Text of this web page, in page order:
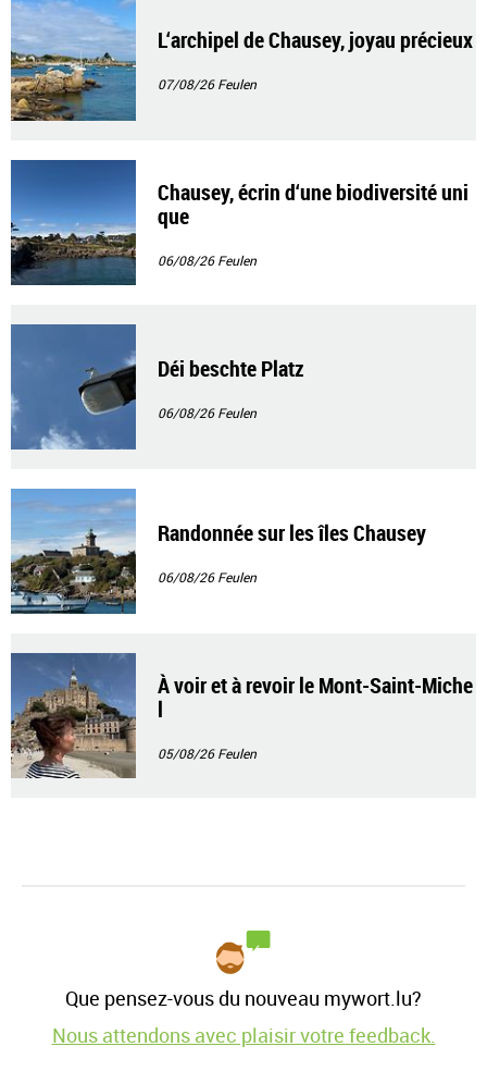
L‘archipel de Chausey, joyau précieux
07/08/26Feulen
Chausey, écrin d‘une biodiversité uni
que
06/08/26Feulen
Déi beschte Platz
06/08/26Feulen
Randonnée sur les îles Chausey
06/08/26Feulen
À voir et à revoir le Mont-Saint-Miche
l
05/08/26Feulen
Que pensez-vous du nouveau mywort.lu?
Nous attendons avec plaisir votre feedback.